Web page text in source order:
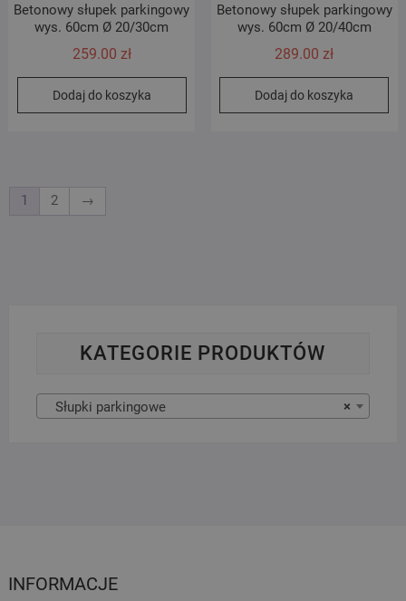
Betonowy słupek parkingowy
wys. 60cm Ø 20/30cm
259.00 zł
Dodaj do koszyka
Betonowy słupek parkingowy
wys. 60cm Ø 20/40cm
289.00zł
Dodaj do koszyka
1 2 →
KATEGORIE PRODUKTÓW
×
Słupki parkingowe
INFORMACJE